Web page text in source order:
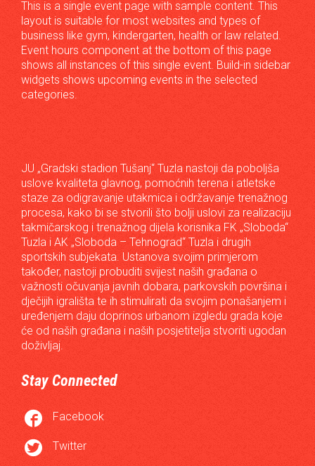
This is a single event page with sample content. This
layout is suitable for most websites and types of
business like gym, kindergarten, health or law related.
Event hours component at the bottom of this page
shows all instances of this single event. Build-in sidebar
widgets shows upcoming events in the selected
categories.
JU „Gradski stadion Tušanj“ Tuzla nastoji da poboljša
uslove kvaliteta glavnog, pomoćnih terena i atletske
staze za odigravanje utakmica i održavanje trenažnog
procesa, kako bi se stvorili što bolji uslovi za realizaciju
takmičarskog i trenažnog dijela korisnika FK „Sloboda“
Tuzla i AK „Sloboda – Tehnograd“ Tuzla i drugih
sportskih subjekata. Ustanova svojim primjerom
također, nastoji probuditi svijest naših građana o
važnosti očuvanja javnih dobara, parkovskih površina i
dječijih igrališta te ih stimulirati da svojim ponašanjem i
uređenjem daju doprinos urbanom izgledu grada koje
će od naših građana i naših posjetitelja stvoriti ugodan
doživljaj.
Stay Connected
 Facebook
 Twitter